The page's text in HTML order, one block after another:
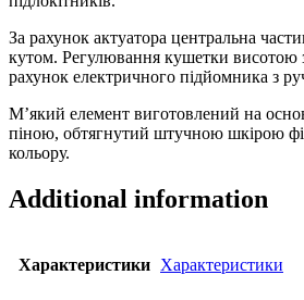
За рахунок актуатора центральна
кутом. Регулювання кушетки висотою
рахунок електричного підйомника з
М’який елемент виготовлений на
піною, обтягнутий штучною шкірою
кольору.
Additional information
Характеристики Характеристики